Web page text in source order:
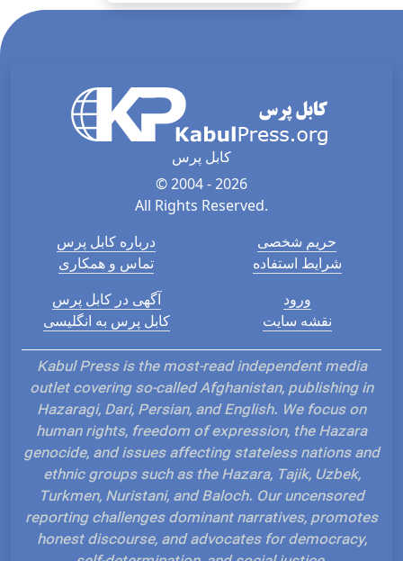
کابل پرس
© 2004 - 2026
All Rights Reserved.
درباره کابل پرس
تماس و همکاری
حریم شخصی
شرایط استفاده
آگهی در کابل پرس
کابل پرس به انگلیسی
ورود
نقشه سایت
Kabul Press is the most-read independent media
outlet covering so-called Afghanistan, publishing in
Hazaragi, Dari, Persian, and English. We focus on
human rights, freedom of expression, the Hazara
genocide, and issues affecting stateless nations and
ethnic groups such as the Hazara, Tajik, Uzbek,
Turkmen, Nuristani, and Baloch. Our uncensored
reporting challenges dominant narratives, promotes
honest discourse, and advocates for democracy,